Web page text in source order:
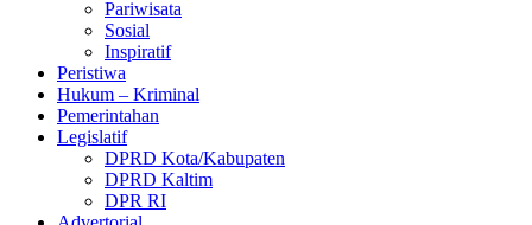
Pariwisata
Sosial
Inspiratif
Peristiwa
Hukum – Kriminal
Pemerintahan
Legislatif
DPRD Kota/Kabupaten
DPRD Kaltim
DPR RI